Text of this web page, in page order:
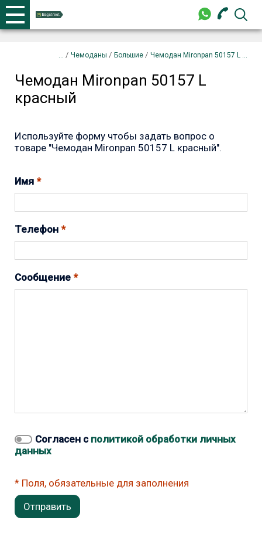
+375 44 702-99-87
+375 44 702-99-87
/ Чемоданы / Большие / Чемодан Mironpan 50157 L ...
Чемодан Mironpan 50157 L
красный
Используйте форму чтобы задать вопрос о
товаре "Чемодан Mironpan 50157 L красный".
Имя
Телефон
Сообщение
Согласен с политикой обработки личных
данных
Поля, обязательные для заполнения